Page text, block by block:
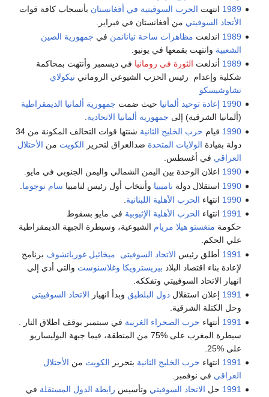
1989 انتهت الحرب السوفيتية في أفغانستان بأنسحاب كافة قوات
الأتحاد السوفيتي من أفغانستان في فبراير.
1989 اندلعت مظاهرات ساحة تيانانمن في جمهورية الصين
الشعبية وانتهت بقمعها في يونيو.
1989 أندلعت الثورة في رومانيا في ديسمبر وأنتهت بمحاكمة
شكلية وإعدام رئيس الحزب الشيوعي الروماني نيكولاي
تشاوشيسكو
1990 إعادة توحيد ألمانيا حيث ضمت جمهورية ألمانيا الديمقراطية
(ألمانيا الشرقية) إلى جمهورية ألمانيا الاتحادية.
1990 قيام حرب الخليج الثانية
شنتها قوات التحالف المكونة من 34
دولة بقيادة الولايات المتحدة ضدالعراق لتحرير الكويت من الأحتلال
العراقي في أغسطس.
1990 اعلان الوحدة بين اليمن الشمالي واليمن الجنوبي في مايو.
1990 استقلال دولة ناميبيا وأنتخاب أول رئيس لنامبيا سام نوجوما
1990 انتهاء الحرب الأهلية اللبنانية
1991 انتهاء الحرب الأهلية الإثيوبية في مايو بسقوط
حكومة منغستو هيلا مريام الشيوعية، وسيطرة الجبهة الديمقراطية
علي الحكم.
1991 أطلق رئيس الاتحاد السوفيتى ميخائيل غورباتشوف برنامج
لإعادة بناء اقتصاد البلاد بيريسترويكا وغلاسنوست والتي أدي إلي
انهيار الاتحاد السوفييتي وتفككه.
1991 إعلان استقلالدول البلطيق وبدأ انهيار الاتحاد السوفييتي
وحل الكتلة الشرقية.
1991 أنتهاء حرب الصحراء الغربية في سبتمبر بوقف اطلاق النار .
سيطرة المغرب على %75 من المنطقة، فيما جبهة البوليساريو
على %25.
1991 انتهاء حرب الخليج الثانية بتحرير الكويت من الأحتلال
العراقي في نوفمبر.
1991 حل الاتحاد السوفيتي وتأسيس رابطة الدول المستقلة في